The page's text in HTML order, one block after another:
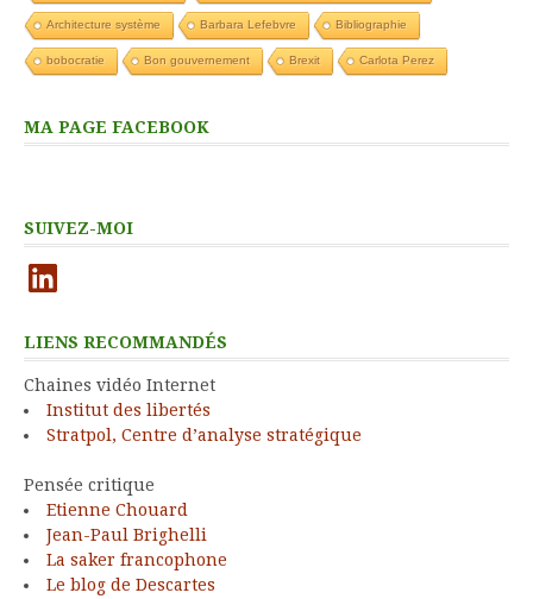
Architecture système Barbara Lefebvre Bibliographie
bobocratie Bon gouvernement Brexit Carlota Perez
MA PAGE FACEBOOK
SUIVEZ-MOI
LinkedIn
LIENS RECOMMANDÉS
Chaines vidéo Internet
Institut des libertés
Stratpol, Centre d’analyse stratégique
Pensée critique
Etienne Chouard
Jean-Paul Brighelli
La saker francophone
Le blog de Descartes